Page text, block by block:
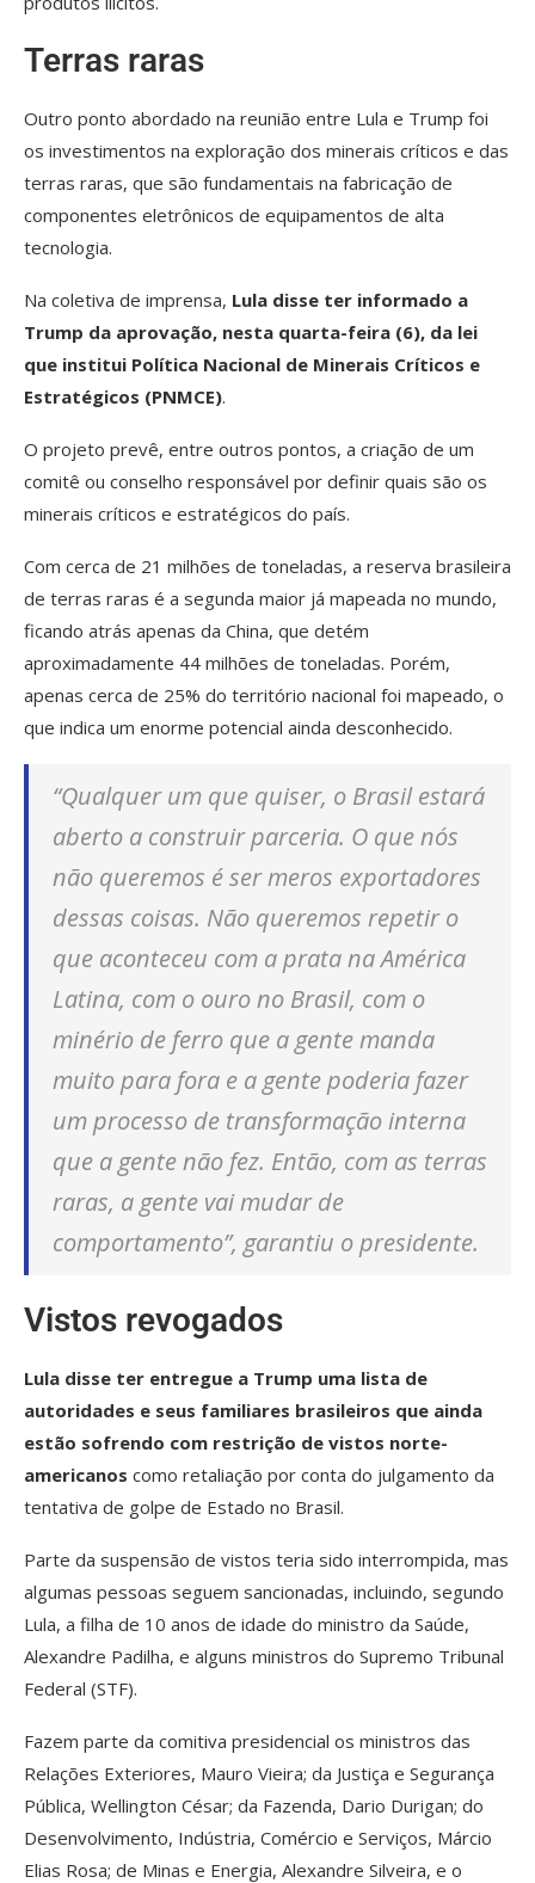
Terras raras
Outro ponto abordado na reunião entre Lula e Trump foi
os investimentos na exploração dos minerais críticos e das
terras raras, que são fundamentais na fabricação de
componentes eletrônicos de equipamentos de alta
tecnologia.
Na coletiva de imprensa, Lula disse ter informado a
Trump da aprovação, nesta quarta-feira (6), da lei
que institui Política Nacional de Minerais Críticos e
Estratégicos (PNMCE).
O projeto prevê, entre outros pontos, a criação de um
comitê ou conselho responsável por definir quais são os
minerais críticos e estratégicos do país.
Com cerca de 21 milhões de toneladas, a reserva brasileira
de terras raras é a segunda maior já mapeada no mundo,
ficando atrás apenas da China, que detém
aproximadamente 44 milhões de toneladas. Porém,
apenas cerca de 25% do território nacional foi mapeado, o
que indica um enorme potencial ainda desconhecido.
“Qualquer um que quiser, o Brasil estará
aberto a construir parceria. O que nós
não queremos é ser meros exportadores
dessas coisas. Não queremos repetir o
que aconteceu com a prata na América
Latina, com o ouro no Brasil, com o
minério de ferro que a gente manda
muito para fora e a gente poderia fazer
um processo de transformação interna
que a gente não fez. Então, com as terras
raras, a gente vai mudar de
comportamento”, garantiu o presidente.
Vistos revogados
Lula disse ter entregue a Trump uma lista de
autoridades e seus familiares brasileiros que ainda
estão sofrendo com restrição de vistos norte-
americanos como retaliação por conta do julgamento da
tentativa de golpe de Estado no Brasil.
Parte da suspensão de vistos teria sido interrompida, mas
algumas pessoas seguem sancionadas, incluindo, segundo
Lula, a filha de 10 anos de idade do ministro da Saúde,
Alexandre Padilha, e alguns ministros do Supremo Tribunal
Federal (STF).
Fazem parte da comitiva presidencial os ministros das
Relações Exteriores, Mauro Vieira; da Justiça e Segurança
Pública, Wellington César; da Fazenda, Dario Durigan; do
Desenvolvimento, Indústria, Comércio e Serviços, Márcio
Elias Rosa; de Minas e Energia, Alexandre Silveira, e o